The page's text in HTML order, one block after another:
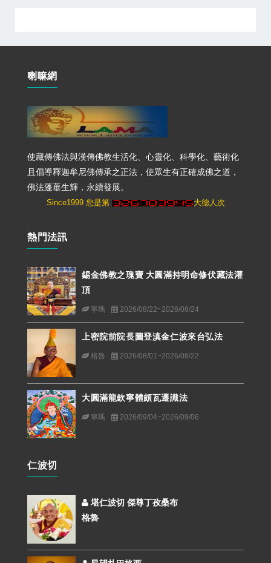
喇嘛網
使藏傳佛法與漢傳佛教生活化、心靈化、科學化、藝術化
且倡導釋迦牟尼佛傳承之正法，使眾生有正確成佛之道，
佛法蓬蓽生輝，永續發展。
Since1999 您是第 大德人次
熱門法訊
錫金佛教之瑰寶 大圓滿持明命修伏藏法灌
頂
寧瑪 2026/08/22~2026/08/24
上密院前院長圖登滇金仁波來台弘法
格魯 2026/08/01~2026/08/22
大圓滿龍欽寧體頗瓦遷識法
寧瑪 2026/09/04~2026/09/06
仁波切
堪仁波切 傑尊丁孜桑布
格魯